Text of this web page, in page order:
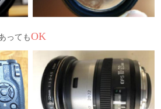
ってもOK